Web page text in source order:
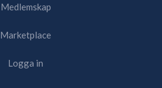
Medlemskap
Marketplace
Logga in